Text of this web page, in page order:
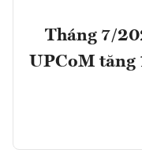
Tháng 7/
UPCoM tăng